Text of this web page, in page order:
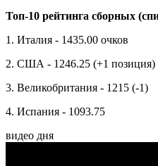
Топ-10 рейтинга сборных
1. Италия - 1435.00 очков
2. США - 1246.25 (+1 позиция)
3. Великобритания - 1215 (-1)
4. Испания - 1093.75
видео дня